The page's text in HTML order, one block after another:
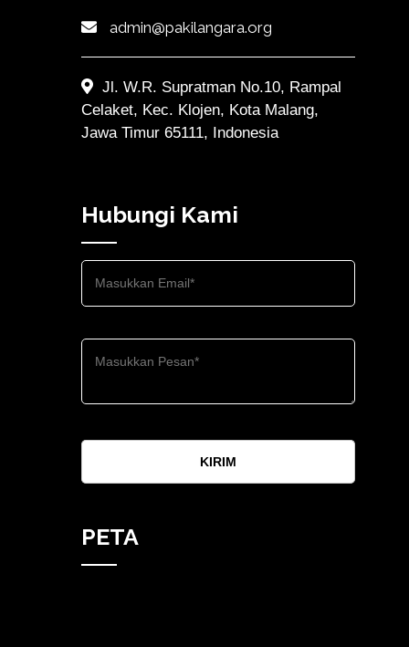
admin@pakilangara.org
Jl. W.R. Supratman No.10, Rampal
Celaket, Kec. Klojen, Kota Malang,
Jawa Timur 65111, Indonesia
Hubungi Kami
KIRIM
PETA